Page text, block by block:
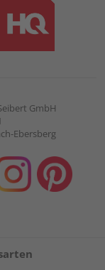
GmbH
Ebersberg